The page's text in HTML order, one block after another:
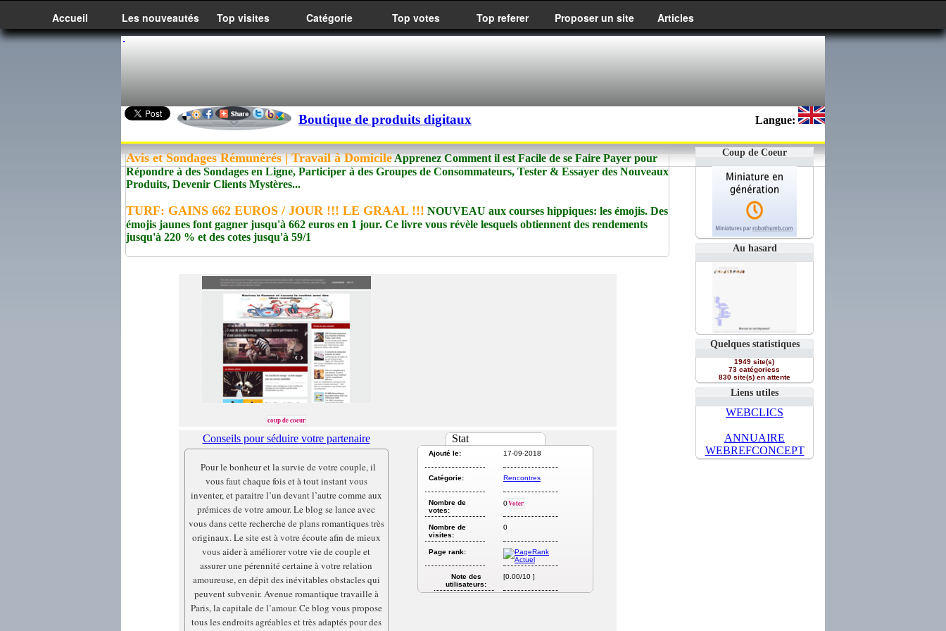
Accueil Les nouveautés Top visites Catégorie Top votes Top referer Proposer un site Articles
Boutique de produits digitaux Langue:
Coup de Coeur
Au hasard
Quelques statistiques
1949 site(s)
73 catégoriess
830 site(s) en attente
Liens utiles
WEBCLICS
ANNUAIRE
WEBREFCONCEPT
Avis et Sondages Rémunérés | Travail à DomicileApprenez Comment il est Facile de se Faire Payer pour
Répondre à des Sondages en Ligne, Participer à des Groupes de Consommateurs, Tester & Essayer des Nouveaux
Produits, Devenir Clients Mystères...
TURF: GAINS 662 EUROS / JOUR !!! LE GRAAL !!! NOUVEAU aux courses hippiques: les émojis. Des
émojis jaunes font gagner jusqu'à 662 euros en 1 jour. Ce livre vous révèle lesquels obtiennent des rendements
jusqu'à 220 % et des cotes jusqu'à 59/1
coup de coeur
Stat
Ajouté le: 17-09-2018
Catégorie: Rencontres
Nombre de
votes:
0Voter
Nombre de
visites:
0
Page rank:
Note des
utilisateurs:
[0.00/10 ]
Conseils pour séduire votre partenaire
Pour le bonheur et la survie de votre couple, il
vous faut chaque fois et à tout instant vous
inventer, et paraitre l’un devant l’autre comme aux
prémices de votre amour. Le blog se lance avec
vous dans cette recherche de plans romantiques très
originaux. Le site est à votre écoute afin de mieux
vous aider à améliorer votre vie de couple et
assurer une pérennité certaine à votre relation
amoureuse, en dépit des inévitables obstacles qui
peuvent subvenir. Avenue romantique travaille à
Paris, la capitale de l’amour. Ce blog vous propose
tous les endroits agréables et très adaptés pour des